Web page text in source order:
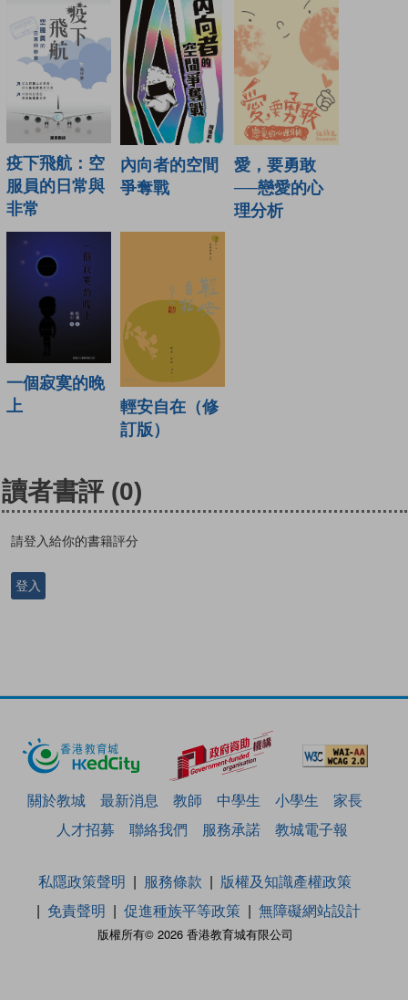
疫下飛航：空
服員的日常與
非常
內向者的空間
爭奪戰
愛，要勇敢
──戀愛的心
理分析
一個寂寞的晚
上
輕安自在（修
訂版）
讀者書評 (0)
請登入給你的書籍評分
登入
關於教城 最新消息 教師 中學生 小學生
家長
人才招募
聯絡我們 服務承諾 教城電子報
版權所有© 2026 香港教育城有限公司
私隱政策聲明 服務條款
版權及知識產權政策
免責聲明
促進種族平等政策 無障礙網站設計